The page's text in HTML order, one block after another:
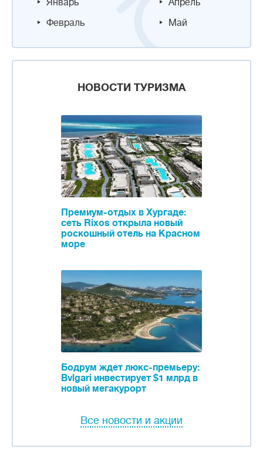
Январь
Февраль
Апрель
Май
НОВОСТИ ТУРИЗМА
Премиум-отдых в Хургаде:
сеть Rixos открыла новый
роскошный отель на Красном
море
Бодрум ждет люкс-премьеру:
Bvlgari инвестирует $1 млрд в
новый мегакурорт
Все новости и акции